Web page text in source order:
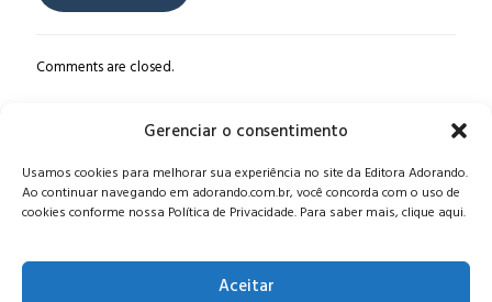
Gerenciar o consentimento
Usamos cookies para melhorar sua experiência no site da Editora Adorando.
Ao continuar navegando em adorando.com.br, você concorda com o uso de
cookies conforme nossa Política de Privacidade. Para saber mais, clique aqui.
Aceitar
Comments are closed.
Alameda Oscar Niemeyer, 1033 – 7º Andar - Portaria 04, Vila da
Serra - Nova Lima/MG, CEP: 34006-065 - MG
CONTATO:editora@adorando.com.br